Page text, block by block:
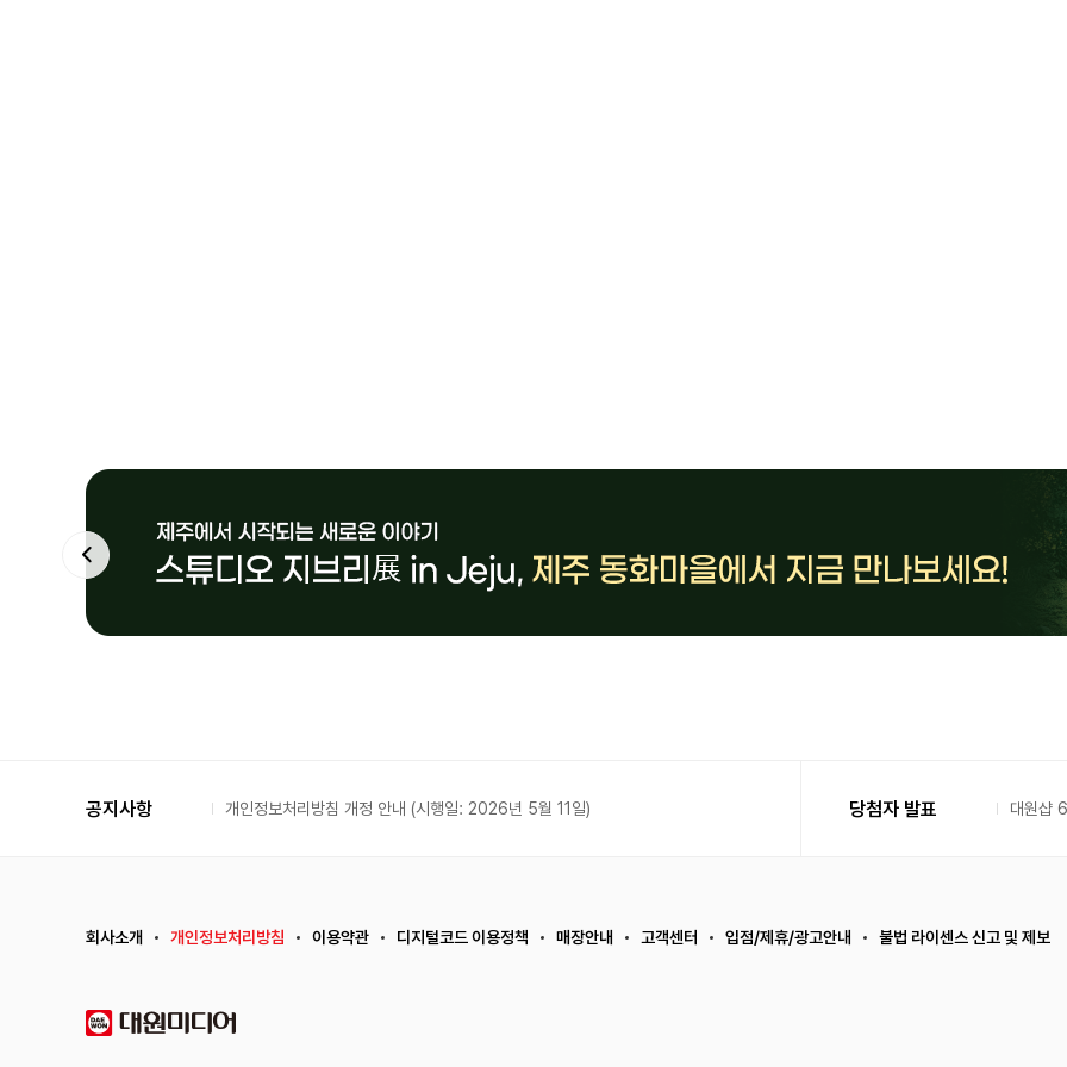
공지사항 개인정보처리방침 개정 안내 (시행일: 2026년 5월 11일) 당첨자 발표 대원샵
회사소개 개인정보처리방침 이용약관 디지털코드 이용정책 매장안내 고객센터 입점/제휴/광고안내 불법 라이센스 신고 및 제보